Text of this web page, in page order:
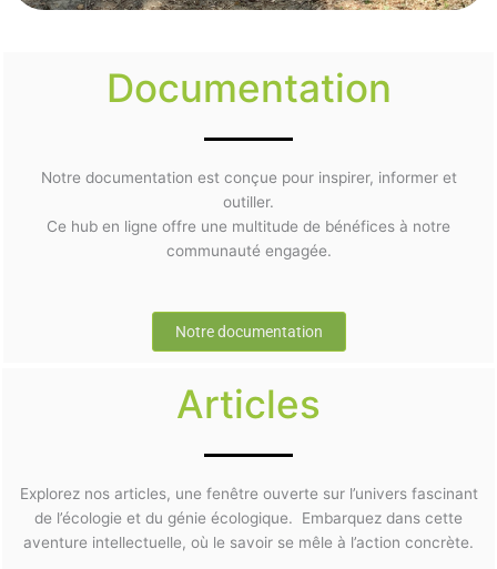
Documentation
Notre documentation est conçue pour inspirer, informer et
outiller.
Ce hub en ligne offre une multitude de bénéfices à notre
communauté engagée.
Notre documentation
Articles
Explorez nos articles, une fenêtre ouverte sur l’univers fascinant
de l’écologie et du génie écologique. Embarquez dans cette
aventure intellectuelle, où le savoir se mêle à l’action concrète.